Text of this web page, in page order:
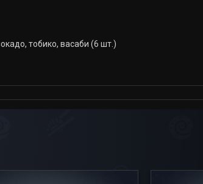
тобико, васаби (6 шт.)